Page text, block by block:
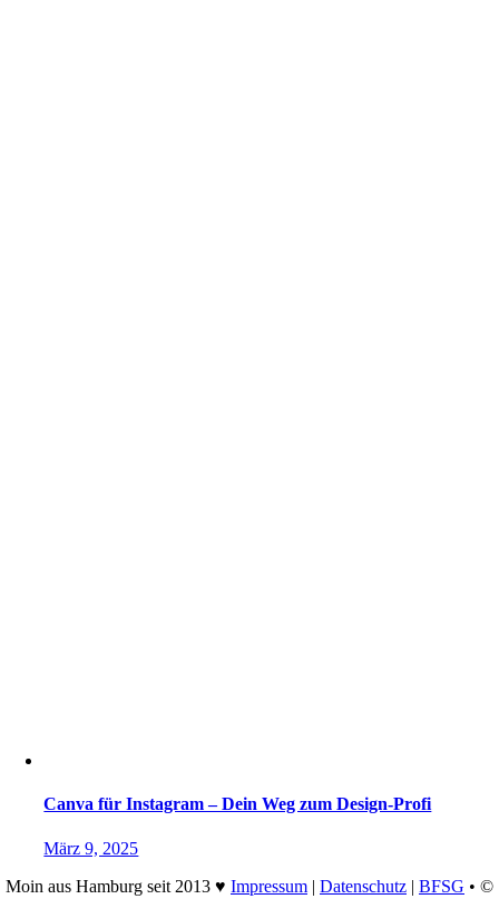
Canva für Instagram – Dein Weg zum Design-Profi
März 9, 2025
Moin aus Hamburg seit 2013 ♥ Impressum | Datenschutz | BFSG • ©